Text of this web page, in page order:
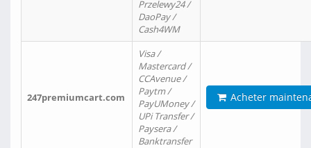
Przelewy24 /
DaoPay /
Cash4WM
247premiumcart.com
Visa /
Mastercard /
CCAvenue /
Paytm /
PayUMoney /
UPi Transfer /
Paysera /
Banktransfer
Acheter